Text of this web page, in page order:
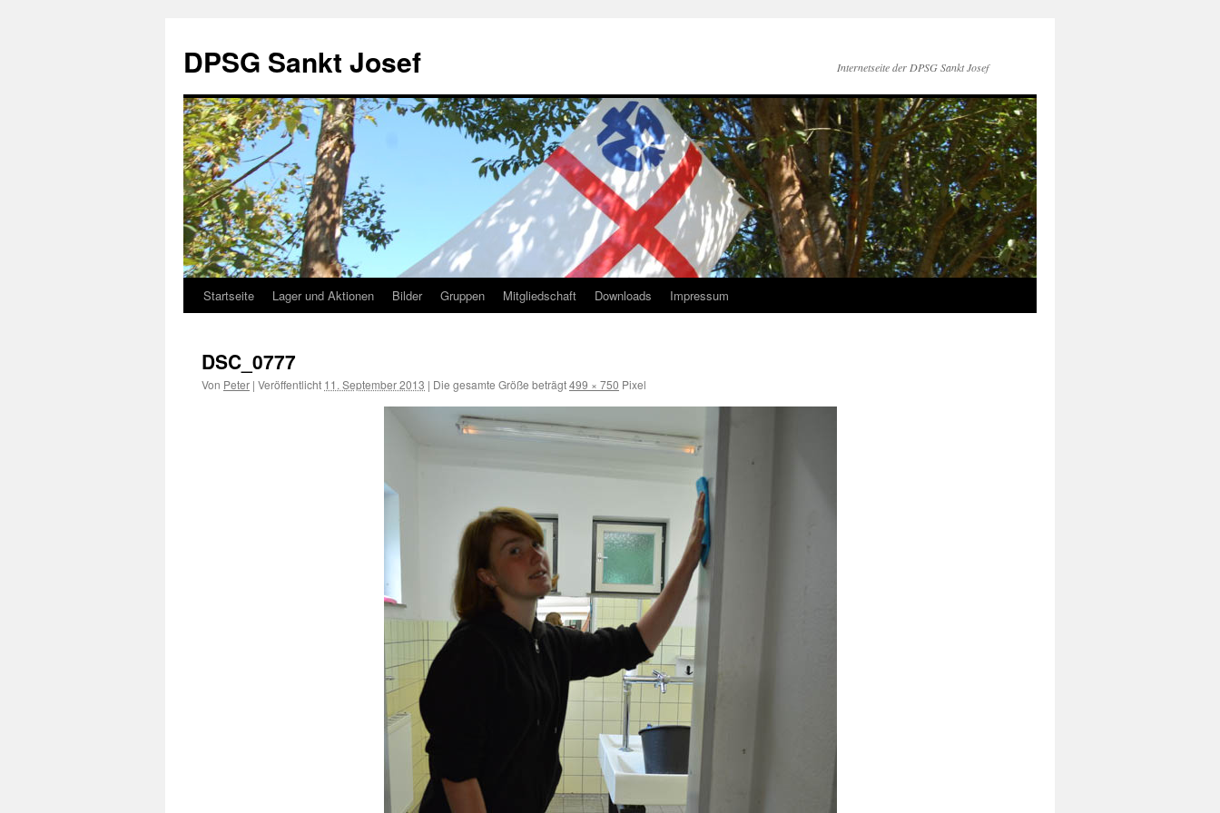
DPSG Sankt Josef Internetseite der DPSG Sankt Josef
Zum
springen
Startseite Lager und Aktionen Bilder Gruppen Mitgliedschaft Downloads Impressum
DSC_0777
Von Peter | Veröffentlicht 11. September 2013 | Die gesamte Größe beträgt499 × 750 Pixel